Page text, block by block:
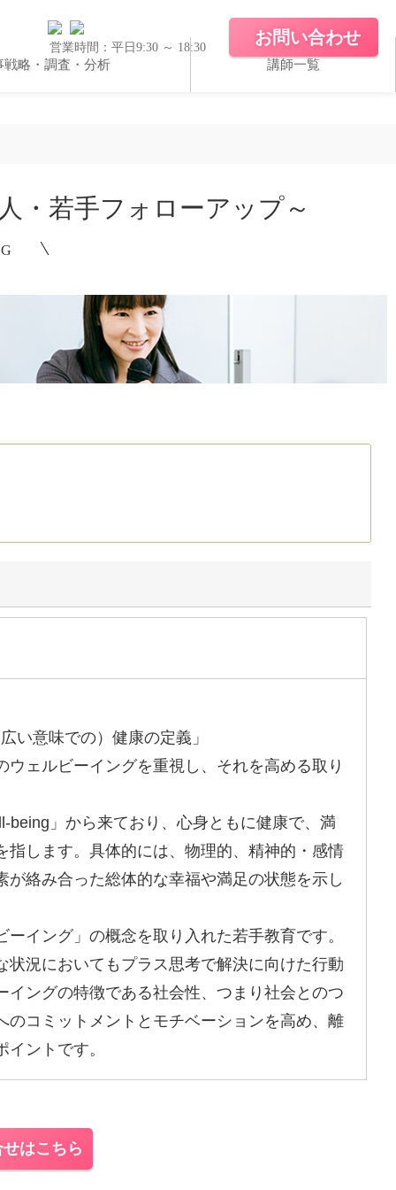
営業時間：平日9:30 ～ 18:30
お問い合わせ
戦略・調査・分析 講師一覧
・若手フォローアップ～
い意味での）健康の定義」
ェルビーイングを重視し、それを高める取り
being」から来ており、心身ともに健康で、満
します。具体的には、物理的、精神的・感情
絡み合った総体的な幸福や満足の状態を示し
イング」の概念を取り入れた若手教育です。
況においてもプラス思考で解決に向けた行動
ングの特徴である社会性、つまり社会とのつ
コミットメントとモチベーションを高め、離
ントです。
はこちら